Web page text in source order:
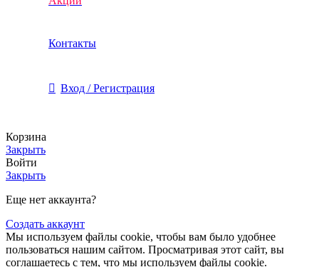
Контакты
Вход / Регистрация
Корзина
Закрыть
Войти
Закрыть
Еще нет аккаунта?
Создать аккаунт
Мы используем файлы cookie, чтобы вам было удобнее
пользоваться нашим сайтом. Просматривая этот сайт, вы
соглашаетесь с тем, что мы используем файлы cookie.